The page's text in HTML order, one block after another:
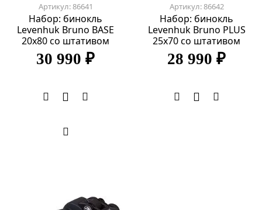
Артикул: 86641
Набор: бинокль
Levenhuk Bruno BASE
20x80 со штативом
30 990 ₽
Артикул: 86642
Набор: бинокль
Levenhuk Bruno PLUS
25x70 со штативом
28 990 ₽